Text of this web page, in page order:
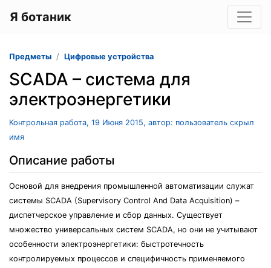
Я ботаник
Предметы Цифровые устройства
SCADA – система для
электроэнергетики
Контрольная работа, 19 Июня 2015, автор: пользователь скрыл
имя
Описание работы
Основой для внедрения промышленной автоматизации служат
системы SCADA (Supervisory Control And Data Acquisition) –
диспетчерское управление и сбор данных. Существует
множество универсальных систем SCADA, но они не учитывают
особенности электроэнергетики: быстротечность
контролируемых процессов и специфичность применяемого